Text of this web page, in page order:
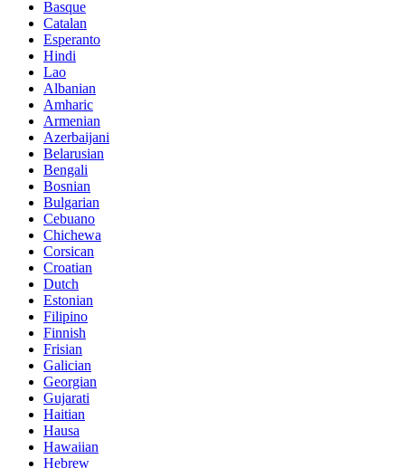
Basque
Catalan
Esperanto
Hindi
Lao
Albanian
Amharic
Armenian
Azerbaijani
Belarusian
Bengali
Bosnian
Bulgarian
Cebuano
Chichewa
Corsican
Croatian
Dutch
Estonian
Filipino
Finnish
Frisian
Galician
Georgian
Gujarati
Haitian
Hausa
Hawaiian
Hebrew